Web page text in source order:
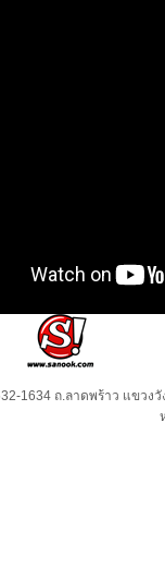
1634 ถ.ลาดพร้าว แขวง